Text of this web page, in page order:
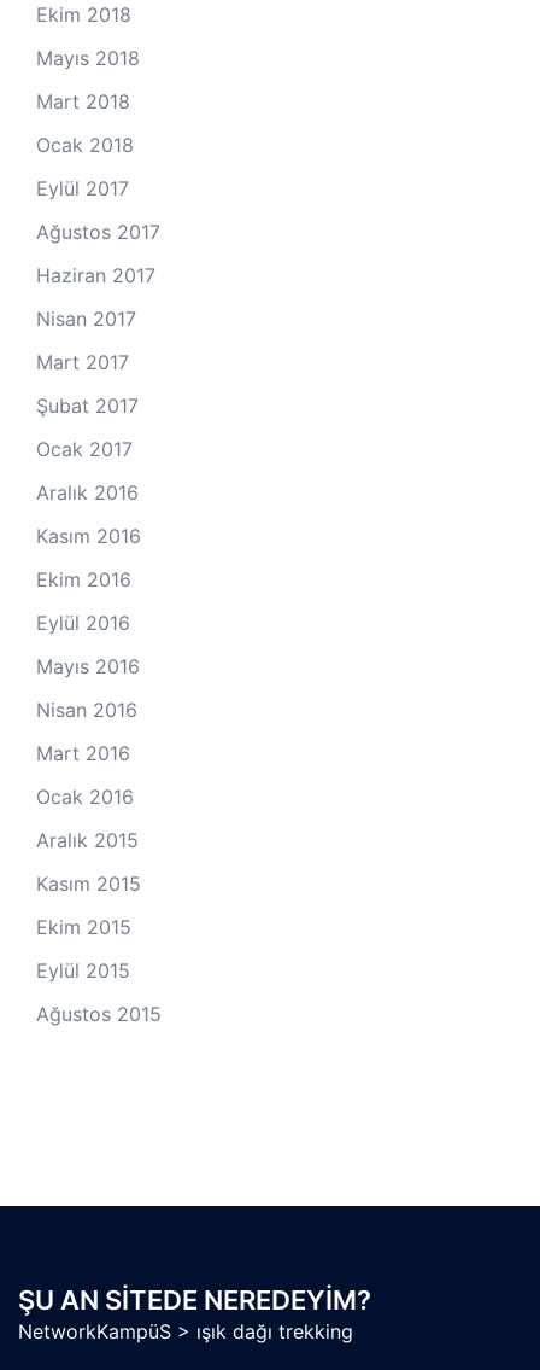
Ekim 2018
Mayıs 2018
Mart 2018
Ocak 2018
Eylül 2017
Ağustos 2017
Haziran 2017
Nisan 2017
Mart 2017
Şubat 2017
Ocak 2017
Aralık 2016
Kasım 2016
Ekim 2016
Eylül 2016
Mayıs 2016
Nisan 2016
Mart 2016
Ocak 2016
Aralık 2015
Kasım 2015
Ekim 2015
Eylül 2015
Ağustos 2015
ŞU AN SITEDE NEREDEYIM?
NetworkKampüS > ışık dağı trekking